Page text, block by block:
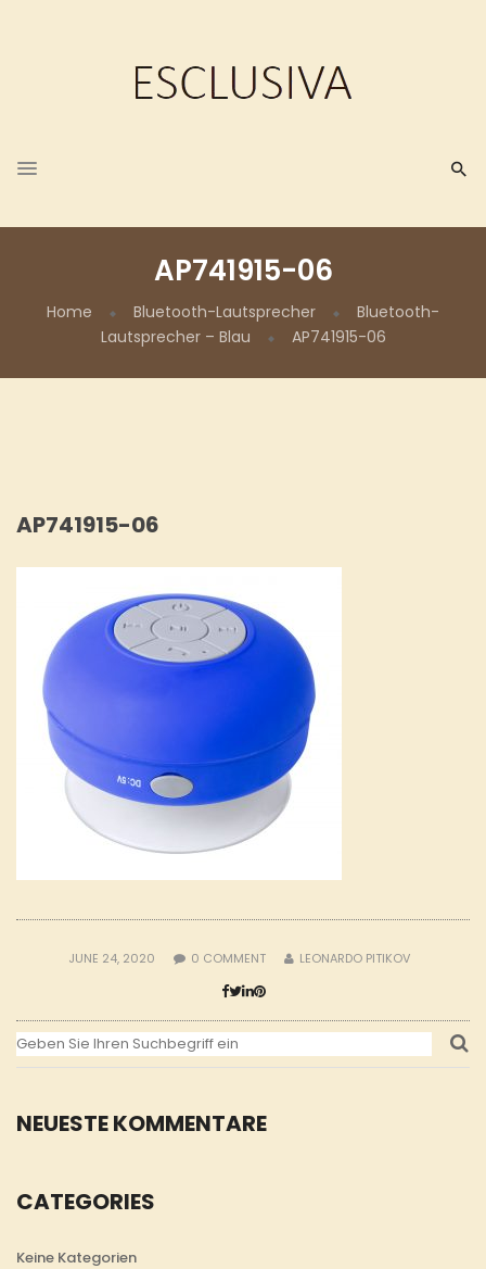
AP741915-06
Home Bluetooth-Lautsprecher
Bluetooth-
Lautsprecher – Blau
AP741915-06
NEUESTE KOMMENTARE
CATEGORIES
Keine Kategorien
AP741915-06
JUNE 24, 2020 0 COMMENT LEONARDO PITIKOV